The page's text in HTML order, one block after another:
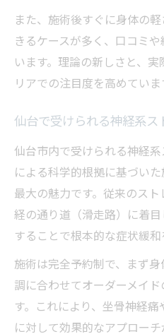
の傾向
神経系ストレッチ
実
感想
とめ
山形在住でも神経系ス
方法
山形在住者が神経
仙台の店舗で神経
流れ
東北地方で利用で
また、施術後すぐに身体の
きるケースが多く、口コミ
います。理論の新しさと、
リアでの注目度を高めていま
仙台で受けられる神経系ス
仙台市内で受けられる神経
による科学的根拠に基づい
最大の魅力です。従来のス
経の通り道（滑走路）に着
することで根本的な症状緩和
施術は完全予約制で、まず
調に合わせてオーダーメイ
す。これにより、坐骨神経
に対して効果的なアプロー